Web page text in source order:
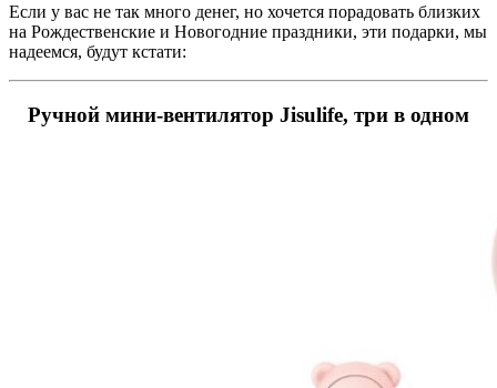
Если у вас не так много денег, но хочется порадовать близких
на Рождественские и Новогодние праздники, эти подарки, мы
надеемся, будут кстати:
Ручной мини-вентилятор Jisulife, три в одном